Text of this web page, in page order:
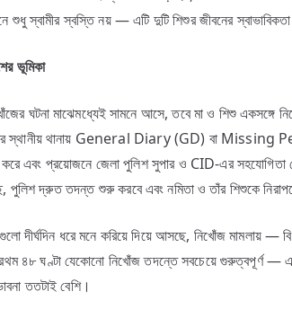
শুধু স্বামীর স্বস্তি নয় — এটি দুটি শিশুর জীবনের
ভূমিকা
ঘটনা মাঝেমধ্যেই সামনে আসে, তবে মা ও শিশু
স্থানীয় থানায় General Diary (GD) বা Missing
এবং প্রয়োজনে জেলা পুলিশ সুপার ও CID-এর সহযোগিতা
পুলিশ দ্রুত তদন্ত শুরু করবে এবং নমিতা ও তাঁর শিশুকে
দীর্ঘদিন ধরে মনে করিয়ে দিয়ে আসছে, নিখোঁজ মামলায়
৪৮ ঘণ্টা যেকোনো নিখোঁজ তদন্তে সবচেয়ে গুরুত্বপূর্ণ —
ততটাই বেশি।